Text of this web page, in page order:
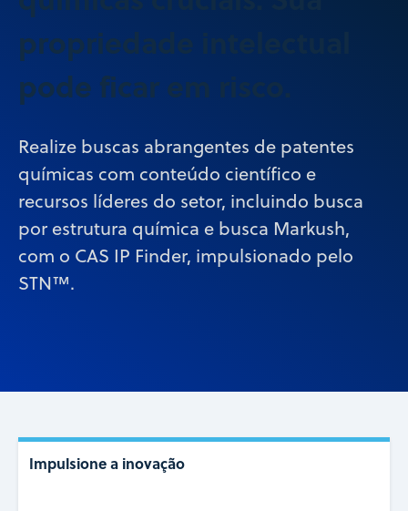
propriedade intelectual
pode ficar em risco.
Realize buscas abrangentes de patentes
químicas com conteúdo científico e
recursos líderes do setor, incluindo busca
por estrutura química e busca Markush,
com o CAS IP Finder, impulsionado pelo
STN™.
Impulsione a inovação